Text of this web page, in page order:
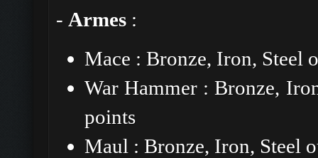
- Armes :
Mace : Bronze, Iron, Steel
War Hammer : Bronze,
points
Maul : Bronze, Iron, Steel